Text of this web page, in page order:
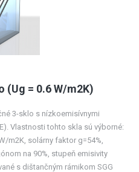
= 0.6 W/m2K)
3-sklo s nízkoemisívnymi
Vlastnosti tohto skla sú výborné:
m2K, solárny faktor g=54%,
na 90%, stupeň emisivity
s dištančným rámikom SGG